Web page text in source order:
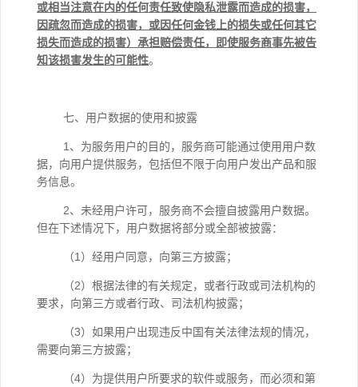
或相当注意在内的任何责任致使隐私泄露而造成的损害，
因疏忽而造成的损害，或因任何金钱上的损失或任何其它
损失而造成的损害）承担赔偿责任，即使服务商事先被告
知该损害发生的可能性。
七、用户数据的使用和披露
1、为服务用户的目的，服务商可能通过使用用户数
据，向用户提供服务，包括但不限于向用户发出产品和服
务信息。
2、未经用户许可，服务商不会擅自披露用户数据。
但在下述情况下，用户数据将部分或全部被披露：
（1）经用户同意，向第三方披露；
（2）根据法律的有关规定，或者行政或司法机构的
要求，向第三方或者行政、司法机构披露；
（3）如果用户出现违反中国有关法律法规的情况，
需要向第三方披露；
（4）为提供用户所要求的软件或服务，而必须和第